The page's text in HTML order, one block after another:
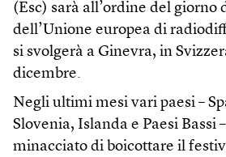
(Esc) sarà all’ordine del giorno
dell’Unione europea di
si svolgerà a Ginevra, in
dicembre.
Negli ultimi mesi vari paesi –
Slovenia, Islanda e Paesi Bassi
minacciato di boicottare il